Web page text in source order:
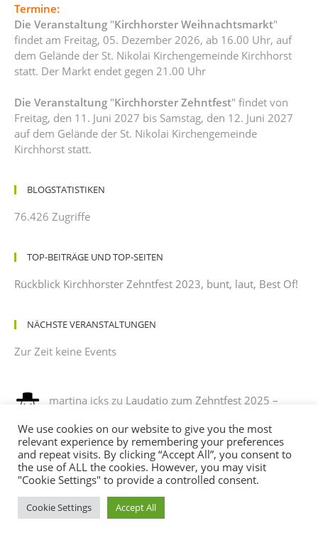
Termine:
Die Veranstaltung "Kirchhorster Weihnachtsmarkt"
findet am Freitag, 05. Dezember 2026, ab 16.00 Uhr, auf
dem Gelände der St. Nikolai Kirchengemeinde Kirchhorst
statt. Der Markt endet gegen 21.00 Uhr
Die Veranstaltung "Kirchhorster Zehntfest" findet von
Freitag, den 11. Juni 2027 bis Samstag, den 12. Juni 2027
auf dem Gelände der St. Nikolai Kirchengemeinde
Kirchhorst statt.
BLOGSTATISTIKEN
76.426 Zugriffe
TOP-BEITRÄGE UND TOP-SEITEN
Rückblick Kirchhorster Zehntfest 2023, bunt, laut, Best Of!
NÄCHSTE VERANSTALTUNGEN
Zur Zeit keine Events
martina ickszu Laudatio zum Zehntfest 2025 –
leichtem Sonnenbrand
12/08/2025
es war ein phantastisches fest , es hat sehr viel spaß
gemacht, mit verkleidung noch mehr spaß. ich habe sehr…
Andreaszu Programm des Kirchhorster Zehntfestes
We use cookies on our website to give you the most
relevant experience by remembering your preferences
and repeat visits. By clicking “Accept All”, you consent to
the use of ALL the cookies. However, you may visit
"Cookie Settings" to provide a controlled consent.
Cookie Settings Accept All